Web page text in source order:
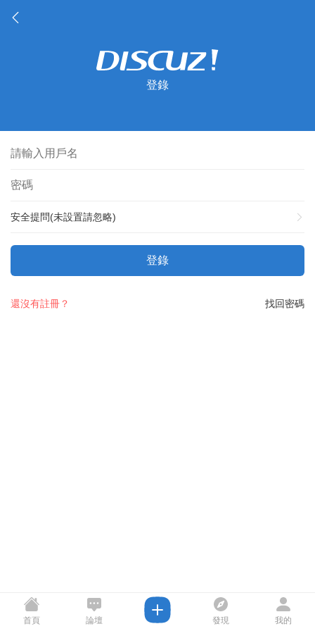
登錄
安全提問(未設置請忽略)
登錄
找回密碼
還沒有註冊？
首頁 論壇 發現 我的